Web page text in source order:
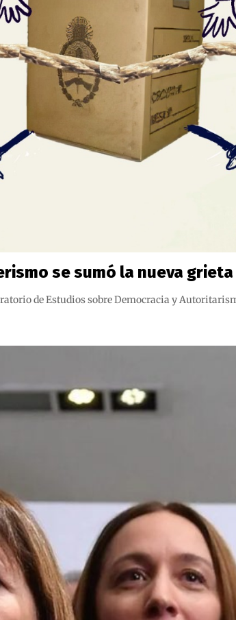
se sumó la nueva
de Estudios sobre Democracia y